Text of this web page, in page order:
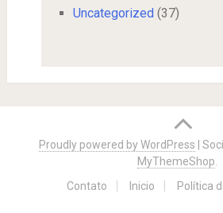
Uncategorized (37)
Proudly powered by WordPress |
MyThemeShop
Contato
Inicio Política